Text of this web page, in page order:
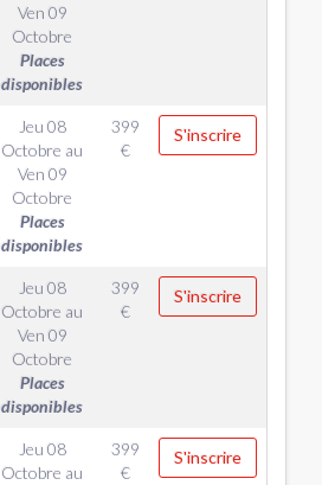
Ven 09
Octobre
Places
disponibles
Jeu 08
Octobre au
Ven 09
Octobre
Places
disponibles
399
€
S'inscrire
Jeu 08
Octobre au
Ven 09
Octobre
Places
disponibles
399
€
S'inscrire
Jeu 08
Octobre au
399
€
S'inscrire